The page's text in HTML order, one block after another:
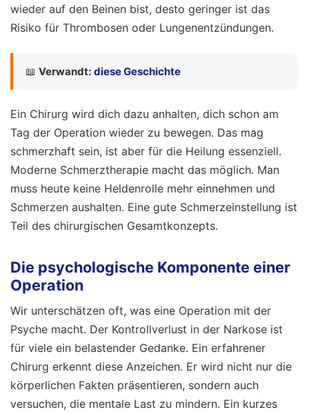
wieder auf den Beinen bist, desto geringer ist das
Risiko für Thrombosen oder Lungenentzündungen.
📖 Verwandt: diese Geschichte
Ein Chirurg wird dich dazu anhalten, dich schon am
Tag der Operation wieder zu bewegen. Das mag
schmerzhaft sein, ist aber für die Heilung essenziell.
Moderne Schmerztherapie macht das möglich. Man
muss heute keine Heldenrolle mehr einnehmen und
Schmerzen aushalten. Eine gute Schmerzeinstellung ist
Teil des chirurgischen Gesamtkonzepts.
Die psychologische Komponente einer
Operation
Wir unterschätzen oft, was eine Operation mit der
Psyche macht. Der Kontrollverlust in der Narkose ist
für viele ein belastender Gedanke. Ein erfahrener
Chirurg erkennt diese Anzeichen. Er wird nicht nur die
körperlichen Fakten präsentieren, sondern auch
versuchen, die mentale Last zu mindern. Ein kurzes